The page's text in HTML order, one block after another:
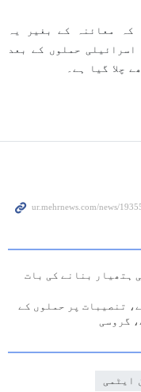
کہ معائنہ کے بغیر یہ
حملوں کے بعد
چلا گیا ہے۔
ہتھیار بنانے کی بات
تنصیبات پر حملوں کے
گروسی
ایٹمی